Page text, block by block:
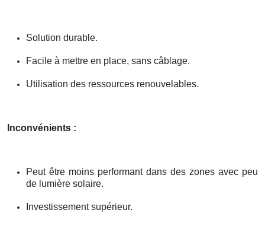
Solution durable.
Facile à mettre en place, sans câblage.
Utilisation des ressources renouvelables.
Inconvénients :
Peut être moins performant dans des zones avec peu
de lumière solaire.
Investissement supérieur.